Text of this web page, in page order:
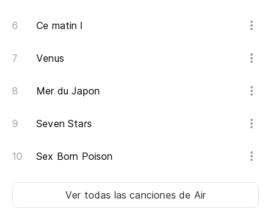
Ce matin l
Venus
Mer du Japon
Seven Stars
Sex Born Poison
Ver todas las cancionesde Air